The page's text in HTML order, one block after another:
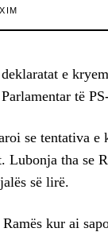
e
të
se tentativa e
Lubonja tha se
së lirë.
kur ai